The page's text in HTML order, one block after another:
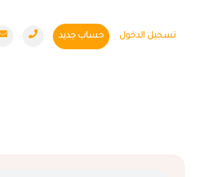
تسجيل الدخول حساب جديد